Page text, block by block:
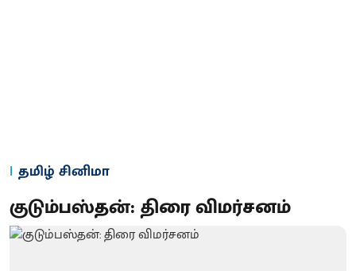
தமிழ் சினிமா
குடும்பஸ்தன்: திரை விமர்சனம்